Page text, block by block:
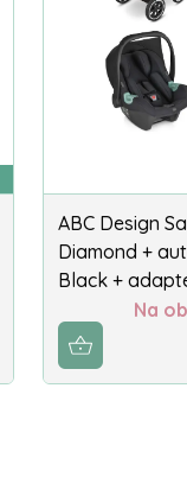
ABC Design
Diamond +
Black +
Na